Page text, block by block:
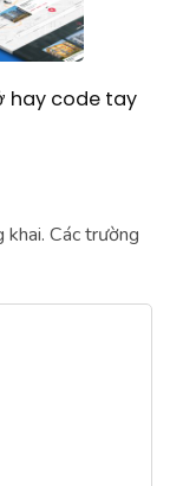
hay code tay
khai. Các trường